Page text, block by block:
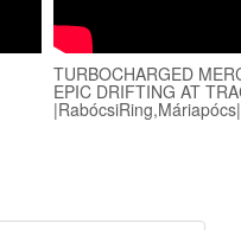
TURBOCHARGED
EPIC DRIFTING AT
|RabócsiRing,Máriapócs|